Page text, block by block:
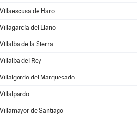
Villaescusa de Haro
Villagarcía del Llano
Villalba de la Sierra
Villalba del Rey
Villalgordo del Marquesado
Villalpardo
Villamayor de Santiago